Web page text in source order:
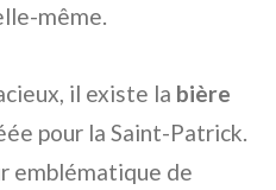
même.
il existe la bière
pour la Saint-Patrick.
emblématique de